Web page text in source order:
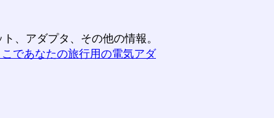
、アダプタ、その他の情報。
こであなたの旅行用の電気アダ